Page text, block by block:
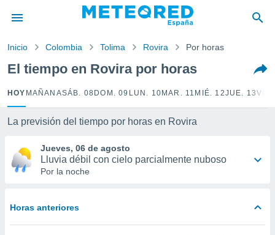
por
para
que se
calidad.
a este
y
digital
Inicio Colombia Tolima Rovira Por horas
El tiempo en Rovira por horas
HOY MAÑANASÁB. 08 DOM. 09 LUN. 10 MAR. 11 MIÉ. 12JUE. 13VIE.
La previsión del tiempo por horas en Rovira
Jueves, 06 de agosto
Lluvia débil con cielo parcialmente nuboso
Por la noche
Horas anteriores